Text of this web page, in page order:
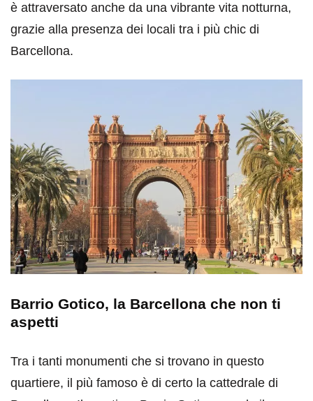
è attraversato anche da una vibrante vita notturna,
grazie alla presenza dei locali tra i più chic di
Barcellona.
Barrio Gotico, la Barcellona che non ti
aspetti
Tra i tanti monumenti che si trovano in questo
quartiere, il più famoso è di certo la cattedrale di